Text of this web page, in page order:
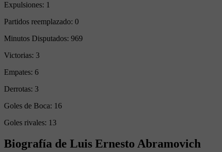
Expulsiones: 1
Partidos reemplazado: 0
Minutos Disputados: 969
Victorias: 3
Empates: 6
Derrotas: 3
Goles de Boca: 16
Goles rivales: 13
Biografía de Luis Ernesto Abramovich